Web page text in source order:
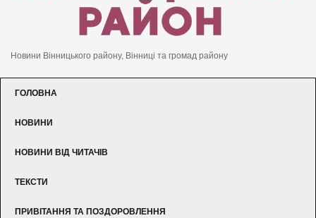
Новини Вінницького району, Вінниці та громад району
ГОЛОВНА
НОВИНИ
НОВИНИ ВІД ЧИТАЧІВ
ТЕКСТИ
ПРИВІТАННЯ ТА ПОЗДОРОВЛЕННЯ